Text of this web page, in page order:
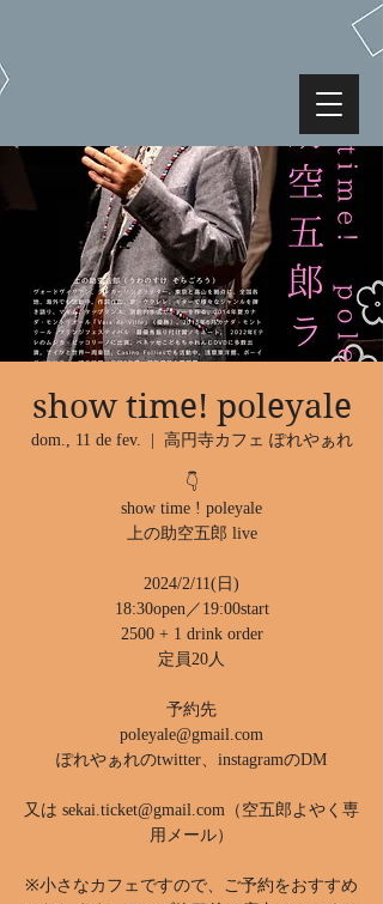
show time! poleyale
dom., 11 de fev. 高円寺カフェ ぽれやぁれ
👇
show time ! poleyale
上の助空五郎 live
2024/2/11(日)
18:30open／19:00start
2500 + 1 drink order
定員20人
予約先
poleyale@gmail.com
ぽれやぁれのtwitter、instagramのDM
又は sekai.ticket@gmail.com（空五郎よやく専
用メール）
※小さなカフェですので、ご予約をおすすめ